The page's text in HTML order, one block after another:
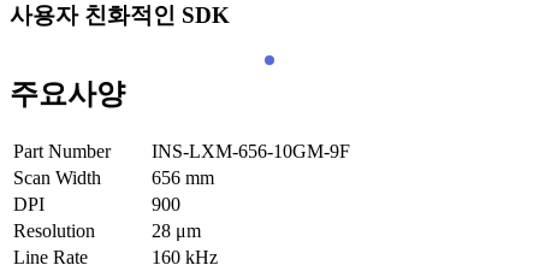
사용자 친화적인 SDK
주요사양
Part Number
INS-LXM-656-10GM-9F
Scan Width
656 mm
DPI
900
Resolution
28 μm
Line Rate
160 kHz